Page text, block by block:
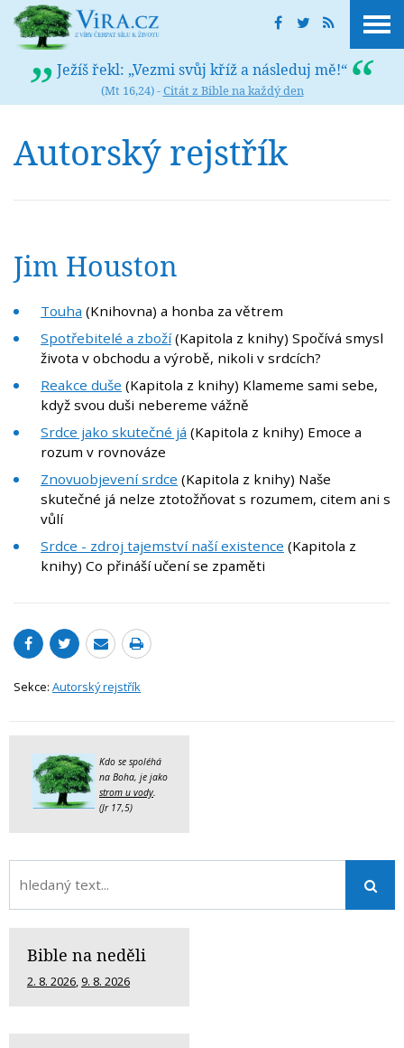
Ježíš řekl: „Vezmi svůj kříž a následuj mě!“
(Mt 16,24) -Citát z Bible na každý den
Autorský rejstřík
Jim Houston
Touha (Knihovna) a honba za větrem
Spotřebitelé a zboží(Kapitola z knihy) Spočívá smysl
života v obchodu a výrobě, nikoli v srdcích?
Reakce duše (Kapitola z knihy) Klameme sami sebe,
když svou duši nebereme vážně
Srdce jako skutečné já (Kapitola z knihy) Emoce a
rozum v rovnováze
Znovuobjevení srdce (Kapitola z knihy) Naše
skutečné já nelze ztotožňovat s rozumem, citem ani s
vůlí
Srdce - zdroj tajemství naší existence (Kapitola z
knihy) Co přináší učení se zpaměti
Sekce: Autorský rejstřík
Kdo se spoléhá
na Boha, je jako
strom u vody.
(Jr 17,5)
Bible na neděli
2. 8. 2026, 9. 8. 2026